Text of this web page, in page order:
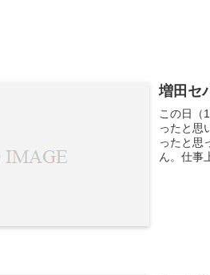
増田セ
この日（
ったと思
ったと思
ん。仕事